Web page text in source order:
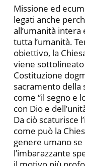
Missione ed
legati anche
all’umanità intera
tutta l’umanità.
obiettivo, la
viene
Costituzione
sacramento della
come “il segno e
con Dio e
Da ciò scaturisce
come può la
genere umano
l’imbarazzante